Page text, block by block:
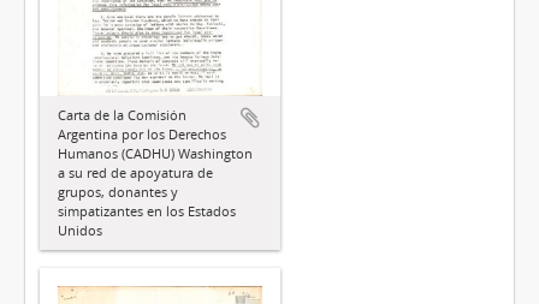
Carta de la Comisión
Argentina por los Derechos
Humanos (CADHU) Washington
a su red de apoyatura de
grupos, donantes y
simpatizantes en los Estados
Unidos